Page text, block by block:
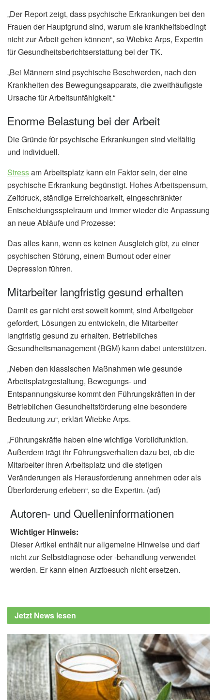
„Der Report zeigt, dass psychische Erkrankungen bei den
Frauen der Hauptgrund sind, warum sie krankheitsbedingt
nicht zur Arbeit gehen können“, so Wiebke Arps, Expertin
für Gesundheitsberichtserstattung bei der TK.
„Bei Männern sind psychische Beschwerden, nach den
Krankheiten des Bewegungsapparats, die zweithäufigste
Ursache für Arbeitsunfähigkeit.“
Enorme Belastung bei der Arbeit
Die Gründe für psychische Erkrankungen sind vielfältig
und individuell.
Stressam Arbeitsplatz kann ein Faktor sein, der eine
psychische Erkrankung begünstigt. Hohes Arbeitspensum,
Zeitdruck, ständige Erreichbarkeit, eingeschränkter
Entscheidungsspielraum und immer wieder die Anpassung
an neue Abläufe und Prozesse:
Das alles kann, wenn es keinen Ausgleich gibt, zu einer
psychischen Störung, einem Burnout oder einer
Depression führen.
Mitarbeiter langfristig gesund erhalten
Damit es gar nicht erst soweit kommt, sind Arbeitgeber
gefordert, Lösungen zu entwickeln, die Mitarbeiter
langfristig gesund zu erhalten. Betriebliches
Gesundheitsmanagement (BGM) kann dabei unterstützen.
„Neben den klassischen Maßnahmen wie gesunde
Arbeitsplatzgestaltung, Bewegungs- und
Entspannungskurse kommt den Führungskräften in der
Betrieblichen Gesundheitsförderung eine besondere
Bedeutung zu“, erklärt Wiebke Arps.
„Führungskräfte haben eine wichtige Vorbildfunktion.
Außerdem trägt ihr Führungsverhalten dazu bei, ob die
Mitarbeiter ihren Arbeitsplatz und die stetigen
Veränderungen als Herausforderung annehmen oder als
Überforderung erleben“, so die Expertin. (ad)
Autoren- und Quelleninformationen
Wichtiger Hinweis:
Dieser Artikel enthält nur allgemeine Hinweise und darf
nicht zur Selbstdiagnose oder -behandlung verwendet
werden. Er kann einen Arztbesuch nicht ersetzen.
Jetzt News lesen